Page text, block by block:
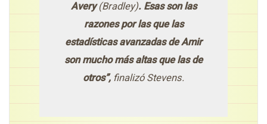
Avery(Bradley). Esas son las
razones por las que las
estadísticas avanzadas de Amir
son mucho más altas que las de
otros”, finalizó Stevens.